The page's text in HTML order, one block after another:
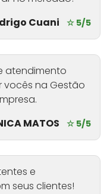
Cuani
☆ 5/5
atendimento
vocês na Gestão
MATOS
☆ 5/5
e
seus clientes!